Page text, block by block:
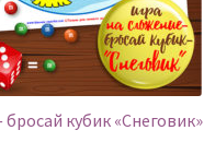
кубик «Снеговик»